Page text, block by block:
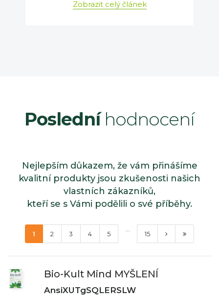
Zobrazit celý článek
Posledníhodnocení
Nejlepším důkazem, že vám přinášíme
kvalitní produkty jsou zkušenosti našich
vlastních zákazníků,
kteří se s Vámi podělili o své příběhy.
1 2 3 4 5
...
15
Bio-Kult Mind MYŠLENÍ
AnsiXUTgSQLERSLW